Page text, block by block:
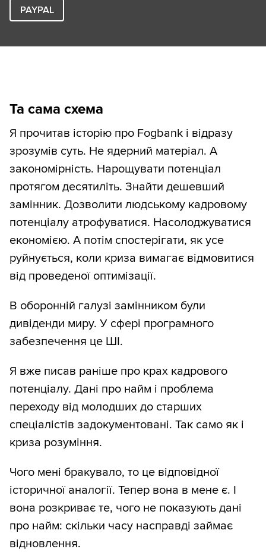
PAYPAL
Та сама схема
Я прочитав історію про Fogbank і відразу
зрозумів суть. Не ядерний матеріал. А
закономірність. Нарощувати потенціал
протягом десятиліть. Знайти дешевший
замінник. Дозволити людському кадровому
потенціалу атрофуватися. Насолоджуватися
економією. А потім спостерігати, як усе
руйнується, коли криза вимагає відмовитися
від проведеної оптимізації.
В оборонній галузі замінником були
дивіденди миру. У сфері програмного
забезпечення це ШІ.
Я вже писав раніше про крах кадрового
потенціалу. Дані про найм і проблема
переходу від молодших до старших
спеціалістів задокументовані. Так само як і
криза розуміння.
Чого мені бракувало, то це відповідної
історичної аналогії. Тепер вона в мене є. І
вона розкриває те, чого не показують дані
про найм: скільки часу насправді займає
відновлення.